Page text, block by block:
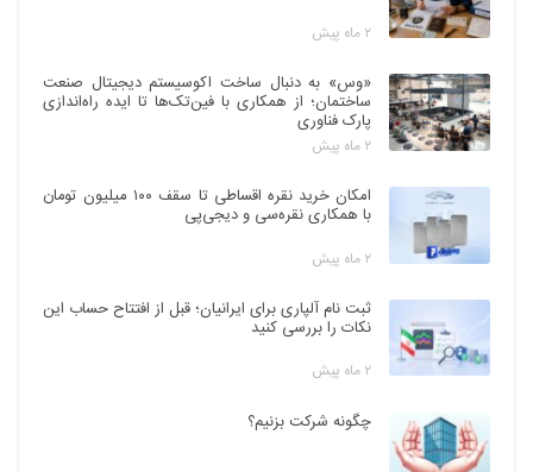
۲ ماه پیش
«وس» به دنبال ساخت اکوسیستم دیجیتال صنعت
ساختمان؛ از همکاری با فین‌تک‌ها تا ایده راه‌اندازی
پارک فناوری
۲ ماه پیش
امکان خرید نقره اقساطی تا سقف ۱۰۰ میلیون تومان
با همکاری نقره‌سی و دیجی‌پی
۲ ماه پیش
ثبت نام آلپاری برای ایرانیان؛ قبل از افتتاح حساب این
نکات را بررسی کنید
۲ ماه پیش
چگونه شرکت بزنیم؟